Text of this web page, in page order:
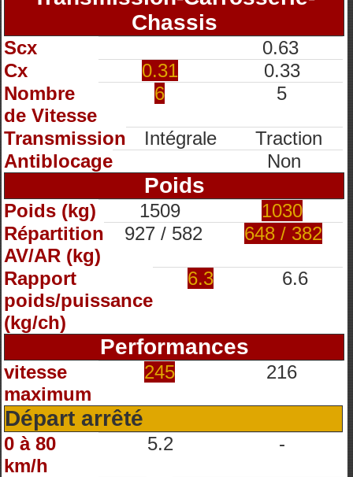
Chassis
Scx
0.63
Cx
0.31
0.33
Nombre
de Vitesse
6 5
Transmission Intégrale
Traction
Antiblocage
Non
Poids
Poids (kg) 1509
1030
Répartition
AV/AR (kg)
927 / 582 648 / 382
Rapport
poids/puissance
(kg/ch)
6.3 6.6
Performances
vitesse
maximum
245 216
Départ arrêté
0 à 80
km/h
5.2 -